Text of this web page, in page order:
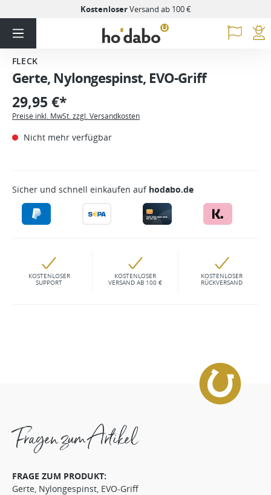
KostenloserVersand ab 100 €
FLECK
Gerte, Nylongespinst, EVO-Griff
29,95 €*
Preise inkl. MwSt. zzgl. Versandkosten
Nicht mehr verfügbar
Sicher und schnell einkaufen auf hodabo.de
KOSTENLOSER
SUPPORT
KOSTENLOSER
VERSAND AB 100 €
KOSTENLOSER
RÜCKVERSAND
Fragen zum Artikel
FRAGE ZUM PRODUKT:
Gerte, Nylongespinst, EVO-Griff